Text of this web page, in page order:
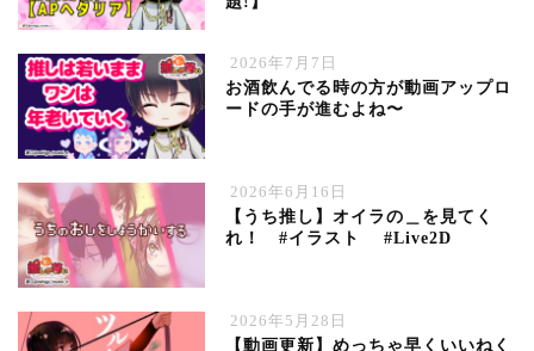
2026年7月7日
お酒飲んでる時の方が動画アップロ
ードの手が進むよね〜
2026年6月16日
【うち推し】オイラの＿を見てく
れ！ #イラスト #Live2D
2026年5月28日
【動画更新】めっちゃ早くいいねく